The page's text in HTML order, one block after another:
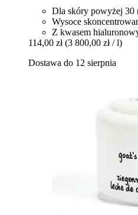
Dla skóry powyżej 30
Wysoce
Z kwasem
114,00 zł (3 800,00 zł / l)
Dostawa do 12 sierpnia